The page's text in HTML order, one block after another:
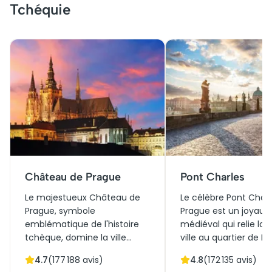
Tchéquie
Château de Prague
Le majestueux Château de
Prague, symbole
emblématique de l'histoire
tchèque, domine la ville
siège des rois de Bohême, il
4.7(177 188 avis)
Pont Charles
Le célèbre Pont
Prague est un joyau
médiéval qui relie la
ville au quartier de
siècle sous le règne
4.8(172 135 avis)